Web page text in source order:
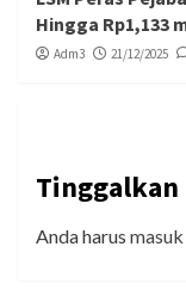
Hingga Rp1,133
Adm3 21/12/2025
Tinggalkan
Anda harus masuk